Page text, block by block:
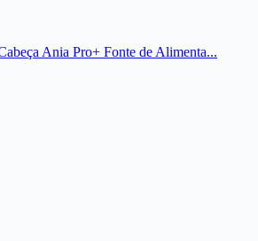
Ania Pro+ Fonte de Alimenta...